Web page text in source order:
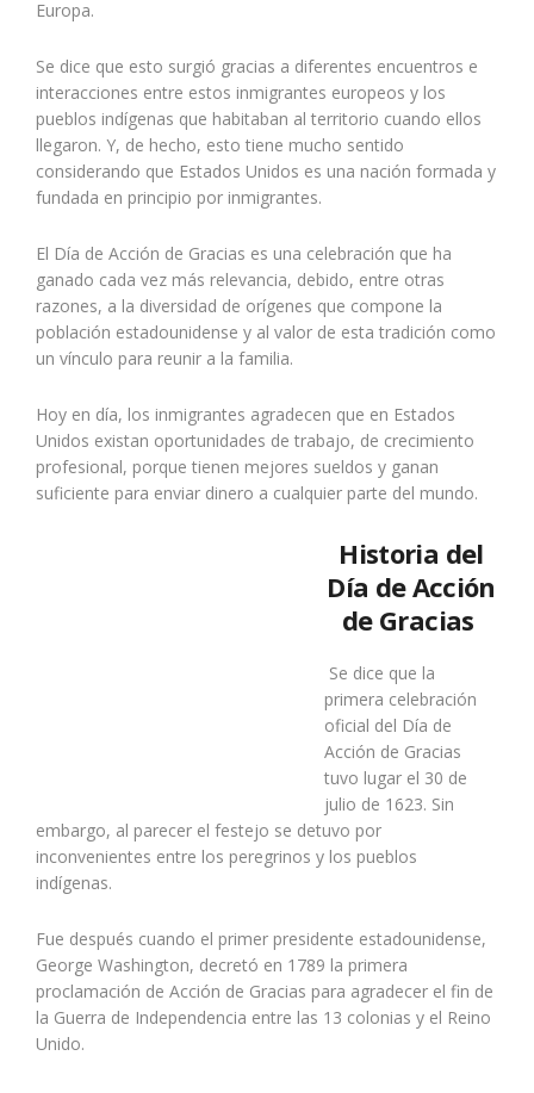
Europa.
Se dice que esto surgió gracias a diferentes encuentros e
interacciones entre estos inmigrantes europeos y los
pueblos indígenas que habitaban al territorio cuando ellos
llegaron. Y, de hecho, esto tiene mucho sentido
considerando que Estados Unidos es una nación formada y
fundada en principio por inmigrantes.
El Día de Acción de Gracias es una celebración que ha
ganado cada vez más relevancia, debido, entre otras
razones, a la diversidad de orígenes que compone la
población estadounidense y al valor de esta tradición como
un vínculo para reunir a la familia.
Hoy en día, los inmigrantes agradecen que en Estados
Unidos existan oportunidades de trabajo, de crecimiento
profesional, porque tienen mejores sueldos y ganan
suficiente para enviar dinero a cualquier parte del mundo.
Historia del
Día de Acción
de Gracias
Se dice que la
primera celebración
oficial del Día de
Acción de Gracias
tuvo lugar el 30 de
julio de 1623. Sin
embargo, al parecer el festejo se detuvo por
inconvenientes entre los peregrinos y los pueblos
indígenas.
Fue después cuando el primer presidente estadounidense,
George Washington, decretó en 1789 la primera
proclamación de Acción de Gracias para agradecer el fin de
la Guerra de Independencia entre las 13 colonias y el Reino
Unido.